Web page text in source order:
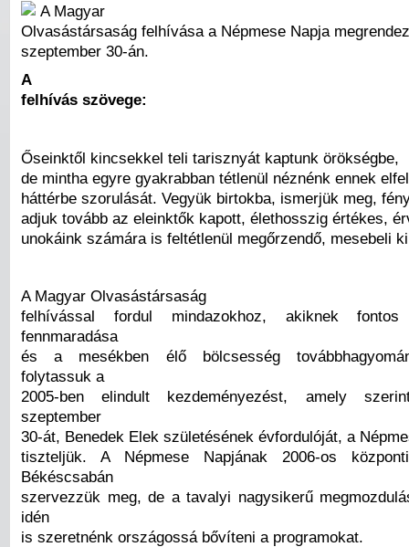
A Magyar
Olvasástársaság felhívása a Népmese Napja
szeptember 30-án.
A
felhívás szövege:
Őseinktől kincsekkel teli tarisznyát kaptunk örökségbe,
de mintha egyre gyakrabban tétlenül néznénk ennek
háttérbe szorulását. Vegyük birtokba, ismerjük meg,
adjuk tovább az eleinktők kapott, élethosszig értékes,
unokáink számára is feltétlenül megőrzendő, mesebeli
A Magyar Olvasástársaság
felhívással fordul mindazokhoz, akiknek
fennmaradása
és a mesékben élő bölcsesség
folytassuk a
2005-ben elindult kezdeményezést, amely
szeptember
30-át, Benedek Elek születésének évfordulóját, a
tiszteljük. A Népmese Napjának 2006-os
Békéscsabán
szervezzük meg, de a tavalyi nagysikerű
idén
is szeretnénk országossá bővíteni a programokat.